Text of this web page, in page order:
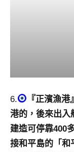
6.
『正濱漁
港的，後來出入
建造可停靠400
接和平島的「和